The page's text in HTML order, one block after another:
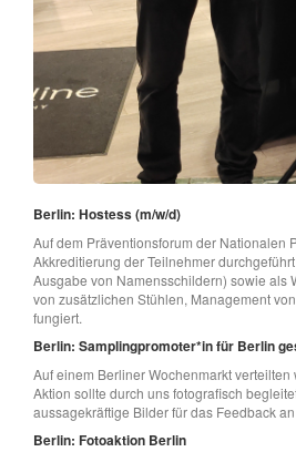
Berlin: Hostess (m/w/d)
Auf dem Präventionsforum der Nationalen
Akkreditierung der Teilnehmer
Ausgabe von Namensschildern) sowie als
von zusätzlichen Stühlen, Management
fungiert.
Berlin: Samplingpromoter*in für Berlin
Auf einem Berliner Wochenmarkt
Aktion sollte durch uns fotografisch
aussagekräftige Bilder für das Feedback
Berlin: Fotoaktion Berlin